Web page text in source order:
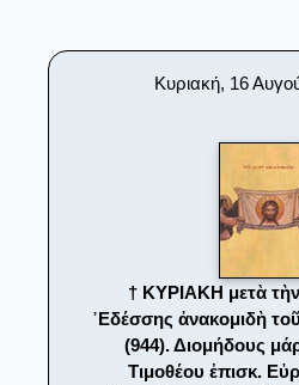
Κυριακή, 16
† ΚΥΡΙΑΚΗ μετὰ
᾿Εδέσσης ἀνακομιδὴ
(944). Διομήδους
Τιμοθέου ἐπισκ.